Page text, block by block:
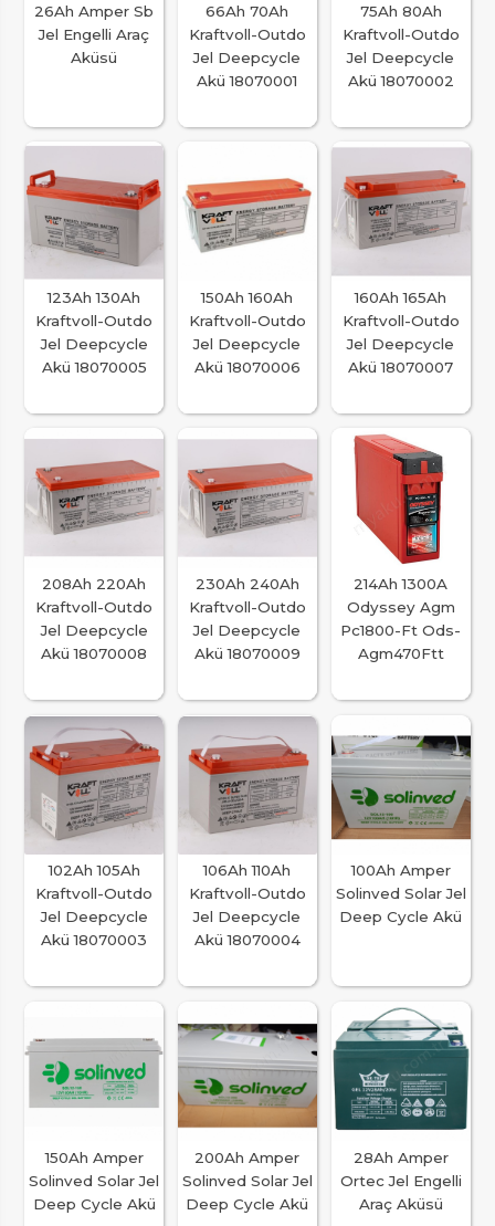
26Ah Amper Sb
Jel Engelli Araç
Aküsü
66Ah 70Ah
Kraftvoll-Outdo
Jel Deepcycle
Akü 18070001
75Ah 80Ah
Kraftvoll-Outdo
Jel Deepcycle
Akü 18070002
123Ah 130Ah
Kraftvoll-Outdo
Jel Deepcycle
Akü 18070005
150Ah 160Ah
Kraftvoll-Outdo
Jel Deepcycle
Akü 18070006
160Ah 165Ah
Kraftvoll-Outdo
Jel Deepcycle
Akü 18070007
208Ah 220Ah
Kraftvoll-Outdo
Jel Deepcycle
Akü 18070008
230Ah 240Ah
Kraftvoll-Outdo
Jel Deepcycle
Akü 18070009
214Ah 1300A
Odyssey Agm
Pc1800-Ft Ods-
Agm470Ftt
102Ah 105Ah
Kraftvoll-Outdo
Jel Deepcycle
Akü 18070003
106Ah 110Ah
Kraftvoll-Outdo
Jel Deepcycle
Akü 18070004
100Ah Amper
Solinved Solar Jel
Deep Cycle Akü
150Ah Amper
Solinved Solar Jel
Deep Cycle Akü
200Ah Amper
Solinved Solar Jel
Deep Cycle Akü
28Ah Amper
Ortec Jel Engelli
Araç Aküsü